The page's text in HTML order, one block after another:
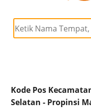
Kode Pos
Selatan - Propinsi